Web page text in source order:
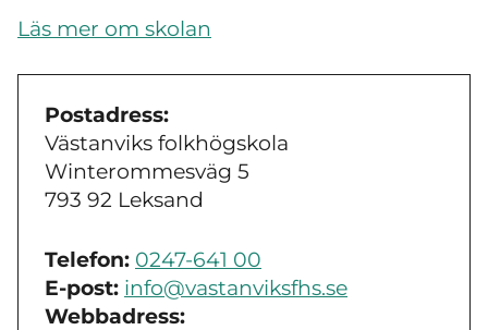
Läs mer om skolan
Postadress:
Västanviks folkhögskola
Winterommesväg 5
793 92 Leksand
Telefon: 0247-641 00
E-post: info@vastanviksfhs.se
Webbadress: